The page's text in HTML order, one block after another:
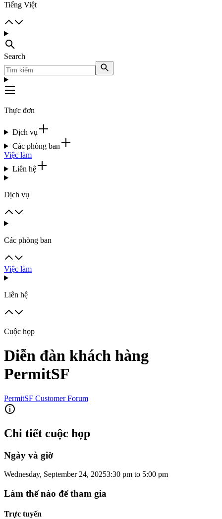
Tiếng Việt
Search
Thực đơn
Dịch vụ
Các phòng ban
Việc làm
Liên hệ
Dịch vụ
Các phòng ban
Việc làm
Liên hệ
Cuộc họp
Diễn đàn khách hàng
PermitSF
PermitSF Customer Forum
Chi tiết cuộc họp
Ngày và giờ
Wednesday, September 24, 20253:30 pm to 5:00 pm
Làm thế nào để tham gia
Trực tuyến